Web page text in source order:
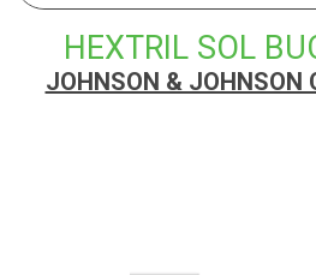
HEXTRIL SOL
JOHNSON & JOHNSON